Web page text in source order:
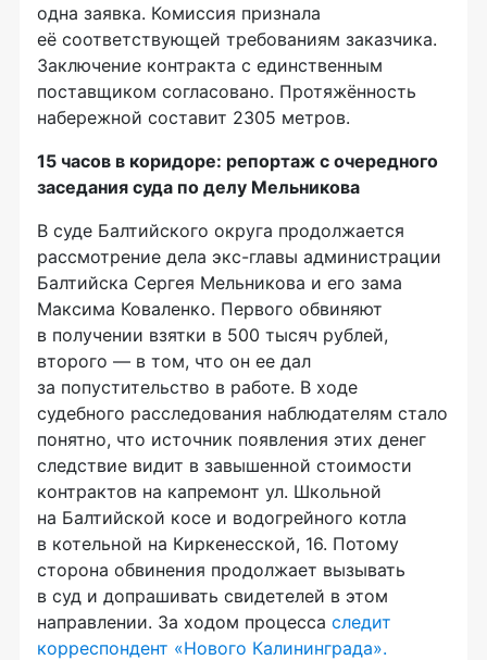
одна заявка. Комиссия признала
её соответствующей требованиям заказчика.
Заключение контракта с единственным
поставщиком согласовано. Протяжённость
набережной составит 2305 метров.
15 часов в коридоре: репортаж с очередного
заседания суда по делу Мельникова
В суде Балтийского округа продолжается
рассмотрение дела экс-главы администрации
Балтийска Сергея Мельникова и его зама
Максима Коваленко. Первого обвиняют
в получении взятки в 500 тысяч рублей,
второго — в том, что он ее дал
за попустительство в работе. В ходе
судебного расследования наблюдателям стало
понятно, что источник появления этих денег
следствие видит в завышенной стоимости
контрактов на капремонт ул. Школьной
на Балтийской косе и водогрейного котла
в котельной на Киркенесской, 16. Потому
сторона обвинения продолжает вызывать
в суд и допрашивать свидетелей в этом
направлении. За ходом процесса следит
корреспондент «Нового Калининграда».